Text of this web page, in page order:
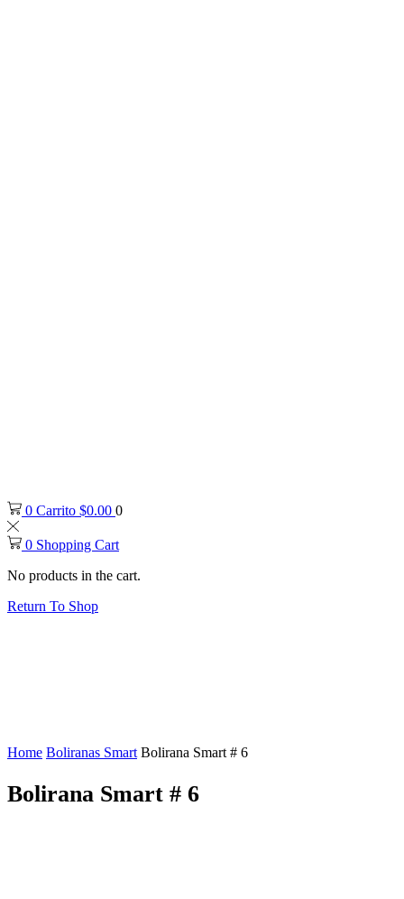
0 Carrito $0.00 0
0 Shopping Cart
No products in the cart.
Return To Shop
Home Boliranas Smart Bolirana Smart # 6
Bolirana Smart # 6